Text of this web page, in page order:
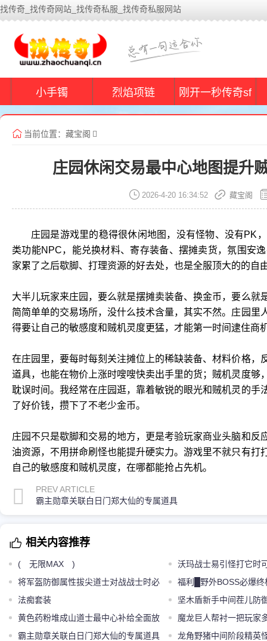
找传奇_找传奇网站_找传奇私服_找传奇私服网站
小手镯 烈焰项链 刚开一秒传奇sf
当前位置： 藏宝阁
庄园休闲交易最中心地图提升
2026-4-20 16:34:52 藏宝阁
庄园是游戏里的稳得很休闲地图，没有怪物、没有PK
类功能NPC，能兑换材料、寄存装备、摆摊卖货，氛围安
家累了之后歇脚、打理资源的好去处，也是全服顶大的的自
大半儿玩家来庄园，要么就是摆摊卖装备、换金币，要么
简简单单的交易场所，没什么技术含量，其实不然。庄园
得要让自己的敏感度和贼机灵度更猛，才能第一时间逮住商
在庄园里，要每时每刻关注摊位上的稀缺装备、材料价格
道具，也能在物价上涨时嗖嗖快卖出手里的货；贼机灵度
耽误时间。我经常在庄园逛，靠着敏锐的眼光和贼机灵的
了好价钱，攒下了不老少金币。
庄园不只是歇脚和交易的地方，更是考验玩家商业头脑和
油资源，不用拼命刷怪也能提升硬实力。游戏里不就只有
自己的敏感度和贼机灵度，在哪都能抢占先机。
PREV ARTICLE
霸主勋章关联白日门郑大仙的专属道具
相关内容推荐
( 无限MAX )
沃玛战士易引怪打它时
缩游戏的主页面看怪物分
将军盔防御属性拔尖道士对战战士时必
须带防具
福利█野外BOSS必爆终
法痴套装
坚木盾新手中间茬儿防
新手打出丝滑得很进攻节
黄色药粉堆成山道士最中心补给全面放
打架优势必须带
魔龙巨人帮衬一把玩家
机
霸主勋章关联白日门郑大仙的专属道具
龙角野猪中间阶段精英